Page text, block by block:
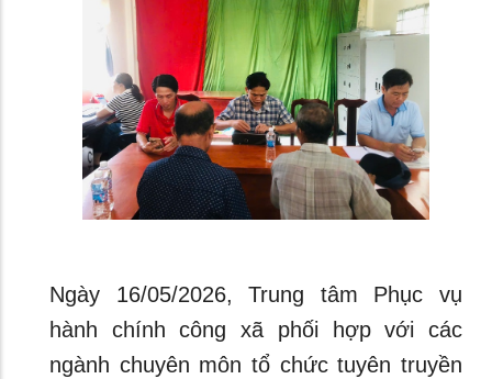
Ngày 16/05/2026, Trung tâm Phục vụ
hành chính công xã phối hợp với các
ngành chuyên môn tổ chức tuyên truyền